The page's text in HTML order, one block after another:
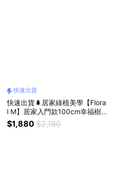
快速出貨
快速出貨🌲居家綠植美學【Flora
l M】居家入門款100cm幸福樹
室內仿真植栽
$1,880 $2,180